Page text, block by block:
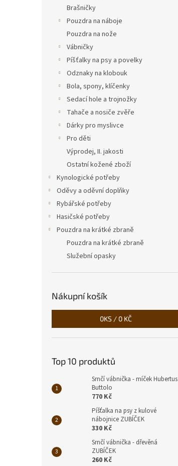
Brašničky
Pouzdra na náboje
Pouzdra na nože
Vábničky
Píšťalky na psy a povelky
Odznaky na klobouk
Bola, spony, klíčenky
Sedací hole a trojnožky
Tahače a nosiče zvěře
Dárky pro myslivce
Pro děti
Výprodej, II. jakosti
Ostatní kožené zboží
Kynologické potřeby
Oděvy a oděvní doplňky
Rybářské potřeby
Hasičské potřeby
Pouzdra na krátké zbraně
Pouzdra na krátké zbraně
Služební opasky
Nákupní košík
0KS / 0 KČ
Top 10 produktů
Srnčí vábnička - míček Hubertus
Buttolo
770 Kč
Píšťalka na psy z kulové
nábojnice ZUBÍČEK
330 Kč
Srnčí vábnička - dřevěná
ZUBÍČEK
260 Kč